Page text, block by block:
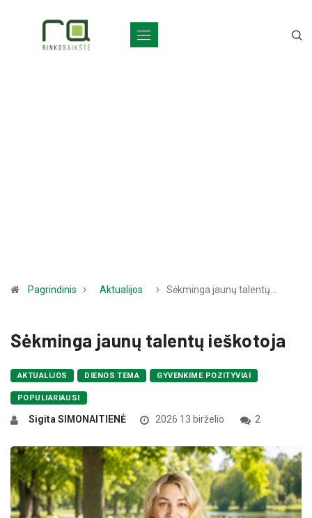
Pagrindinis Aktualijos Sėkminga jaunų talentų…
Sėkminga jaunų talentų ieškotoja
AKTUALIJOS DIENOS TEMA GYVENKIME POZITYVIAI
POPULIARIAUSI
Sigita SIMONAITIENĖ 2026 13 birželio 2